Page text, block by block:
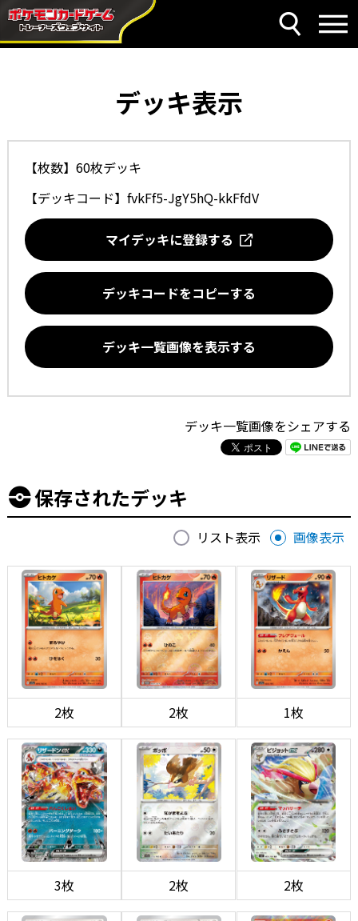
デッキ表示
【枚数】60枚デッキ
【デッキコード】 fvkFf5-JgY5hQ-kkFfdV
マイデッキに登録する
デッキコードをコピーする
デッキ一覧画像を表示する
デッキ一覧画像をシェアする
保存されたデッキ
リスト表示 画像表示
2枚 2枚 1枚
3枚 2枚 2枚